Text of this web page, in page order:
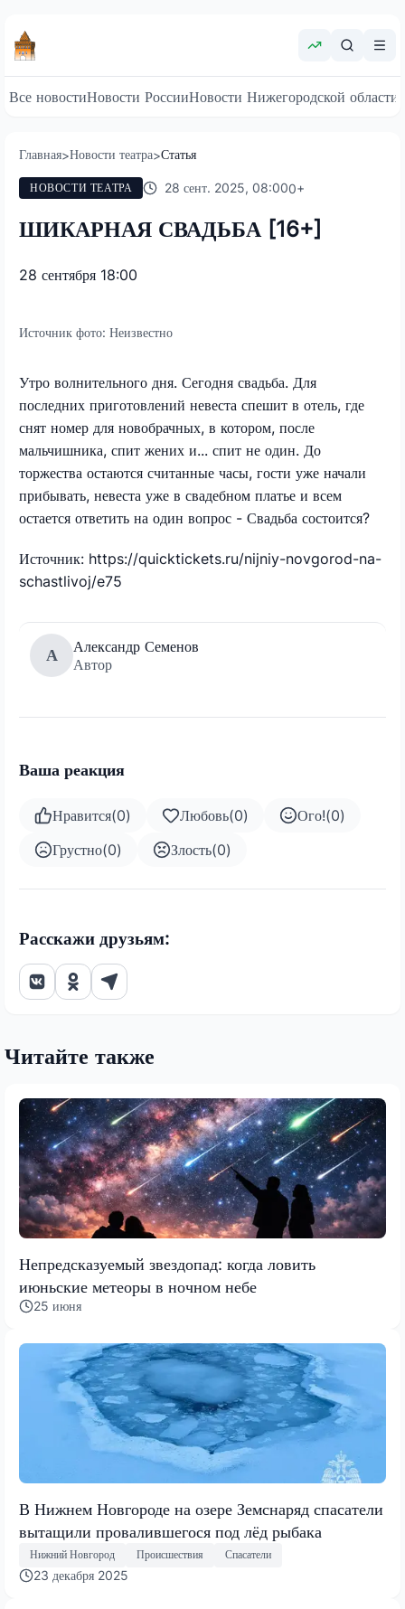
Все новостиНовости РоссииНовости Нижегородской области
Главная>Новости театра>Статья
НОВОСТИ ТЕАТРА 28 сент. 2025, 08:000+
ШИКАРНАЯ СВАДЬБА [16+]
28 сентября 18:00
Источник фото: Неизвестно
Утро волнительного дня. Сегодня свадьба. Для
последних приготовлений невеста спешит в отель, где
снят номер для новобрачных, в котором, после
мальчишника, спит жених и... спит не один. До
торжества остаются считанные часы, гости уже начали
прибывать, невеста уже в свадебном платье и всем
остается ответить на один вопрос - Свадьба состоится?
Источник: https://quicktickets.ru/nijniy-novgorod-na-
schastlivoj/e75
А
Александр Семенов
Автор
Ваша реакция
Нравится(0) Любовь(0) Ого!(0)
Грустно(0) Злость(0)
Расскажи друзьям:
Читайте также
Непредсказуемый звездопад: когда ловить
июньские метеоры в ночном небе
25 июня
В Нижнем Новгороде на озере Земснаряд спасатели
вытащили провалившегося под лёд рыбака
Нижний Новгород Происшествия Спасатели
23 декабря 2025